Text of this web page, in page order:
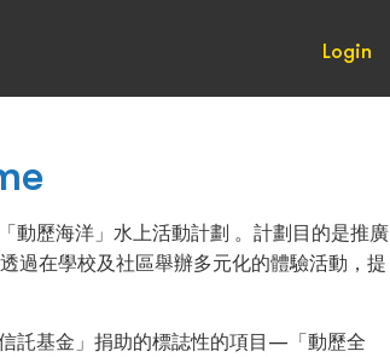
Login
動歷海洋」水上活動計劃 。計劃目的是推廣
過在學校及社區舉辦多元化的體驗活動，提
託基金」捐助的標誌性的項目—「動歷全